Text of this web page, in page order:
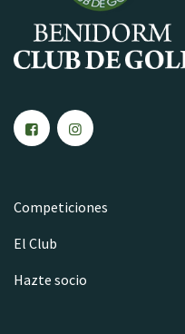
Competiciones
El Club
Hazte socio